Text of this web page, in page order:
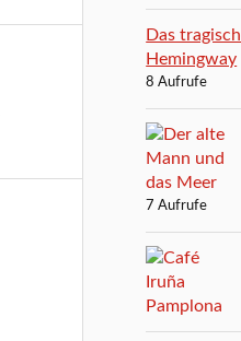
Das
Hemingway
8 Aufrufe
7 Aufrufe